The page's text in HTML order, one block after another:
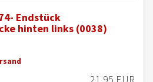
Endstück
hinten links (0038)
21,95 EUR